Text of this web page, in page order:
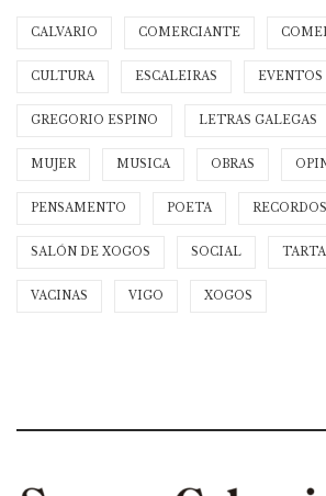
CALVARIO COMERCIANTE
CULTURA ESCALEIRAS EVENTOS
GREGORIO ESPINO LETRAS GALEGAS
MUJER MUSICA OBRAS
PENSAMENTO POETA RECORDOS
SALÓN DE XOGOS SOCIAL
VACINAS VIGO XOGOS